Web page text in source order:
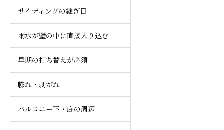
サイディングの継ぎ目
雨水が壁の中に直接入り込む
早期の打ち替えが必須
膨れ・剥がれ
バルコニー下・庇の周辺